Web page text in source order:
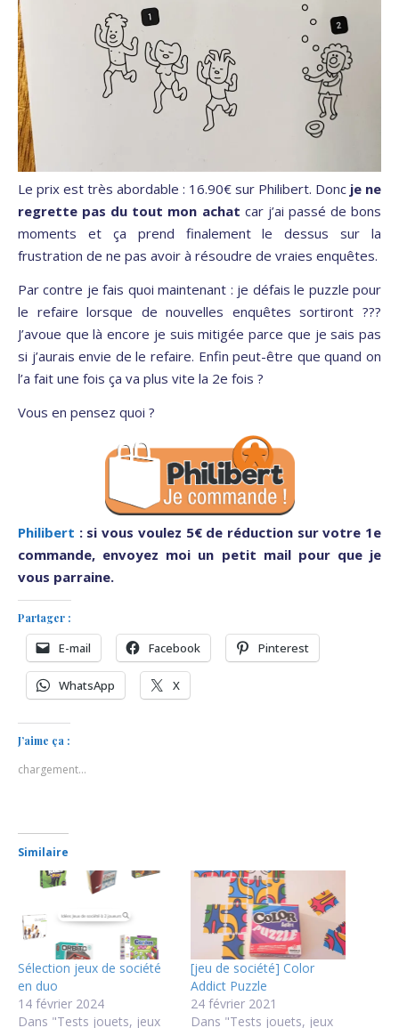
Le prix est très abordable : 16.90€ sur Philibert. Donc je ne
regrette pas du tout mon achat car j’ai passé de bons
moments et ça prend finalement le dessus sur la
frustration de ne pas avoir à résoudre de vraies enquêtes.
Par contre je fais quoi maintenant : je défais le puzzle pour
le refaire lorsque de nouvelles enquêtes sortiront ???
J’avoue que là encore je suis mitigée parce que je sais pas
si j’aurais envie de le refaire. Enfin peut-être que quand on
l’a fait une fois ça va plus vite la 2e fois ?
Vous en pensez quoi ?
Philibert : si vous voulez 5€ de réduction sur votre 1e
commande, envoyez moi un petit mail pour que je
vous parraine.
Partager :
E-mail Facebook Pinterest
WhatsApp X
J’aime ça :
chargement…
Similaire
Sélection jeux de société
en duo
14 février 2024
Dans "Tests jouets, jeux
[jeu de société] Color
Addict Puzzle
24 février 2021
Dans "Tests jouets, jeux